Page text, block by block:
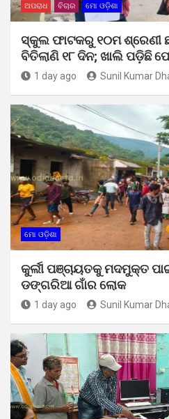
ଅପରାଧ ବିଚାର ମୋ ଓଡ଼ିଶା
ସ୍କୁଲ ଫାଟକରୁ ୧୦ମ ଶ୍ରେଣୀ
ବିତିଲାଣି ୧୮ ଦିନ; ଖାଲି ପଡ଼ିଛି
1 day ago Sunil Kumar
ମୋ ଓଡ଼ିଶା
କୁର୍ଲୀ ପଞ୍ଚାୟତକୁ ମଦମୁକ୍ତ
ଡଙ୍ଗରିଆ ଗାଁର ଲୋକ
1 day ago Sunil Kumar